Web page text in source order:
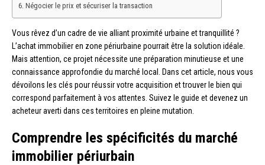
Négocier le prix et sécuriser la transaction
Vous rêvez d’un cadre de vie alliant proximité urbaine et tranquillité ?
L’achat immobilier en zone périurbaine pourrait être la solution idéale.
Mais attention, ce projet nécessite une préparation minutieuse et une
connaissance approfondie du marché local. Dans cet article, nous vous
dévoilons les clés pour réussir votre acquisition et trouver le bien qui
correspond parfaitement à vos attentes. Suivez le guide et devenez un
acheteur averti dans ces territoires en pleine mutation.
Comprendre les spécificités du marché
immobilier périurbain